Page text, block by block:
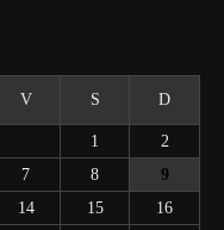
V S D
1
2
7 8
9
14 15
16